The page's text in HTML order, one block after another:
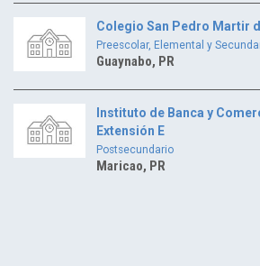
Colegio San Pedro Martir
Preescolar, Elemental y
Guaynabo, PR
Instituto de Banca y
Extensión E
Postsecundario
Maricao, PR